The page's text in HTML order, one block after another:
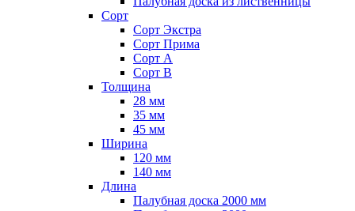
Сорт
Сорт Экстра
Сорт Прима
Сорт A
Сорт B
Толщина
28 мм
35 мм
45 мм
Ширина
120 мм
140 мм
Длина
Палубная доска 2000 мм